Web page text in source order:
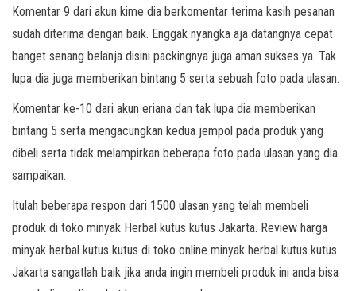
Komentar 9 dari akun kime dia berkomentar terima kasih pesanan
sudah diterima dengan baik. Enggak nyangka aja datangnya cepat
banget senang belanja disini packingnya juga aman sukses ya. Tak
lupa dia juga memberikan bintang 5 serta sebuah foto pada ulasan.
Komentar ke-10 dari akun eriana dan tak lupa dia memberikan
bintang 5 serta mengacungkan kedua jempol pada produk yang
dibeli serta tidak melampirkan beberapa foto pada ulasan yang dia
sampaikan.
Itulah beberapa respon dari 1500 ulasan yang telah membeli
produk di toko minyak Herbal kutus kutus Jakarta. Review harga
minyak herbal kutus kutus di toko online minyak herbal kutus kutus
Jakarta sangatlah baik jika anda ingin membeli produk ini anda bisa